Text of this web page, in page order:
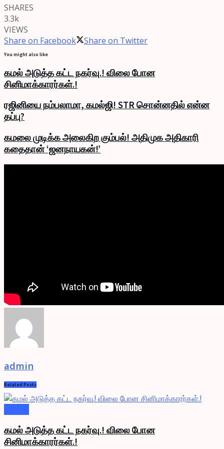
SHARES
3.3k
VIEWS
Share on Facebook
Share on Twitter
You might also like
கமல் அடுத்த கட்ட நகர்வு.! விலை போன
சினிமாக்காரர்கள்.!
ரஜினியை நம்பலாமா, கமல்ஜி! STR சொன்னதில் என்ன
தப்பு?
கமலை முடிக்க அலைகிற கும்பல்! அதிமுக அதிகாரி
கதைதான் ‘ஜனநாயகன்!’
admin
Related Posts
கமல் அடுத்த கட்ட நகர்வு.! விலை போன
சினிமாக்காரர்கள்.!